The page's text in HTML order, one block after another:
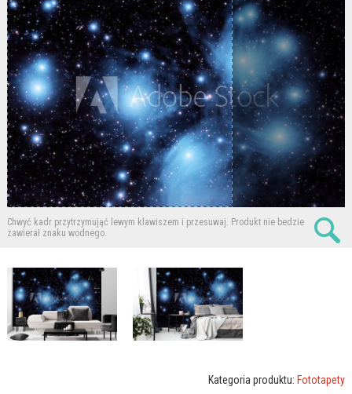
Chwyć kadr przytrzymująć lewym klawiszem i przesuwaj. Produkt nie bedzie
zawierał znaku wodnego.
Kategoria produktu: Fototapety